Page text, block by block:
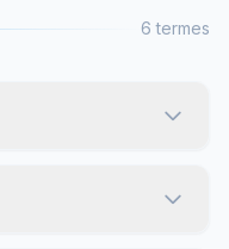
6 termes